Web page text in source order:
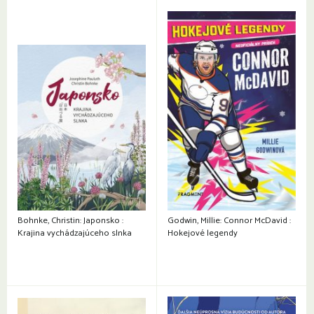
Bohnke, Christin: Japonsko :
Krajina vychádzajúceho slnka
Godwin, Millie: Connor McDavid :
Hokejové legendy